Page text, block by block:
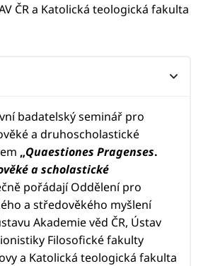
ČR a Katolická teologická fakulta
badatelský seminář pro
a druhoscholastické
„Quaestiones Pragenses.
a scholastické
pořádají Oddělení pro
a středověkého myšlení
Akademie věd ČR, Ústav
Filosofické fakulty
a Katolická teologická fakulta